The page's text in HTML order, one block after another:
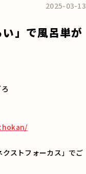
2025-03-13
い」で風呂単が
ストフォーカス」でご